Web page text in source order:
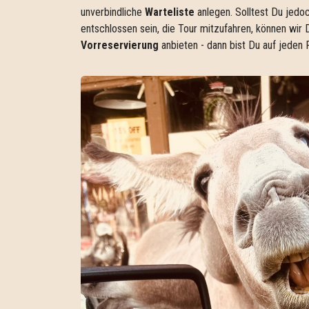
unverbindliche Warteliste anlegen. Solltest Du
entschlossen sein, die Tour mitzufahren, können wir
Vorreservierung anbieten - dann bist Du auf jeden